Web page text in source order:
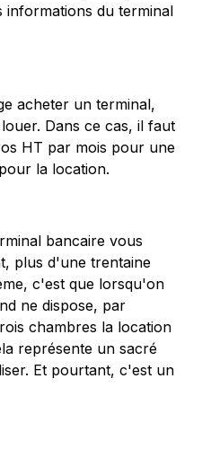
du terminal
acheter un terminal,
Dans ce cas, il faut
HT par mois pour une
la location.
bancaire vous
plus d'une trentaine
c'est que lorsqu'on
ne dispose, par
chambres la location
représente un sacré
Et pourtant, c'est un